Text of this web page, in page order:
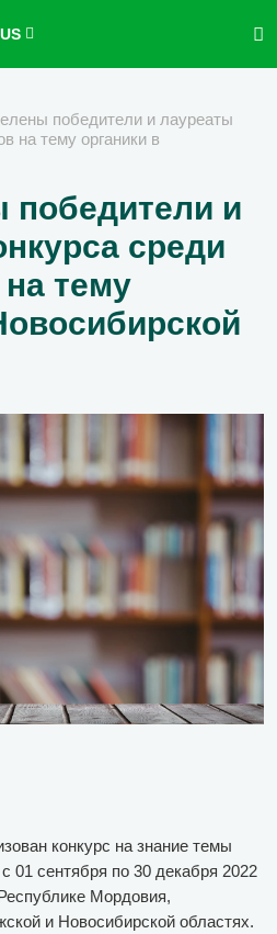
победители и лауреаты
на тему органики в
и
среди
тему
конкурс на знание темы
01 сентября по 30 декабря 2022
Мордовия,
и Новосибирской областях.